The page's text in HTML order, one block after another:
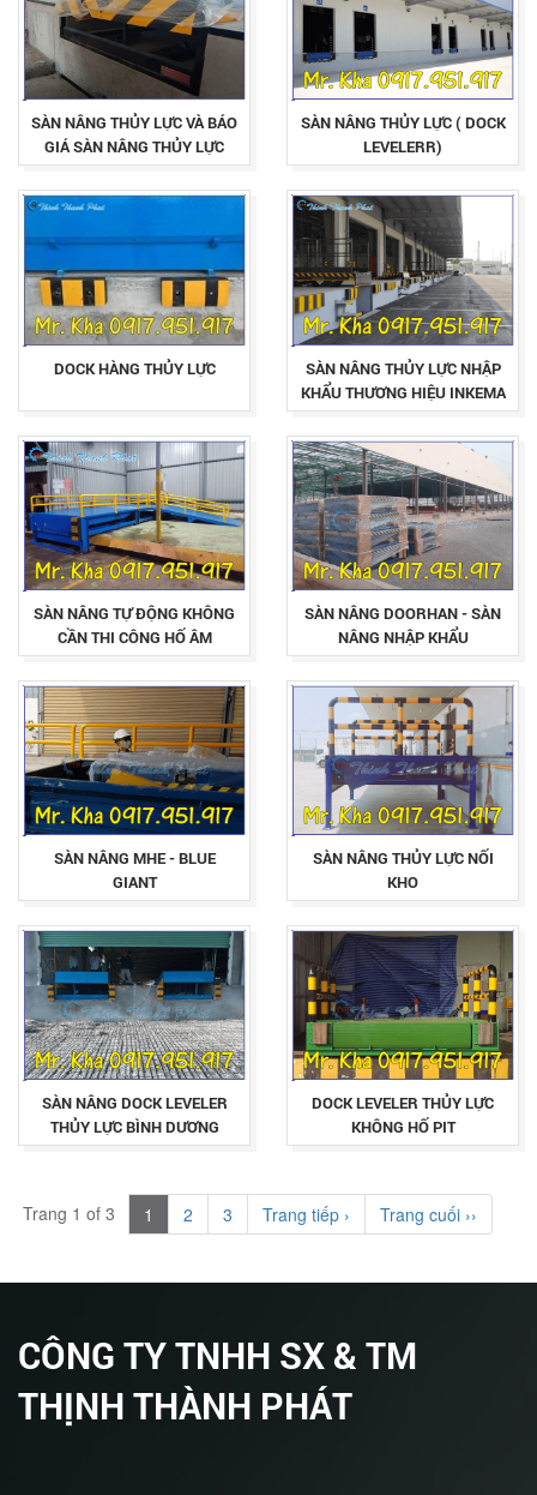
SÀN NÂNG THỦY LỰC VÀ BÁO
GIÁ SÀN NÂNG THỦY LỰC
MỚI NHẤT HIỆN NAY
SÀN NÂNG THỦY LỰC ( DOCK
LEVELERR)
DOCK HÀNG THỦY LỰC
SÀN NÂNG THỦY LỰC NHẬP
KHẨU THƯƠNG HIỆU INKEMA
(TÂY BAN NHA)
SÀN NÂNG TỰ ĐỘNG KHÔNG
CẦN THI CÔNG HỐ ÂM
SÀN NÂNG DOORHAN - SÀN
NÂNG NHẬP KHẨU
SÀN NÂNG MHE - BLUE
GIANT
SÀN NÂNG THỦY LỰC NỐI
KHO
SÀN NÂNG DOCK LEVELER
THỦY LỰC BÌNH DƯƠNG
DOCK LEVELER THỦY LỰC
KHÔNG HỐ PIT
Trang 1 of 3 1 2 3 Trang tiếp › Trang cuối ››
CÔNG TY TNHH SX & TM
THỊNH THÀNH PHÁT